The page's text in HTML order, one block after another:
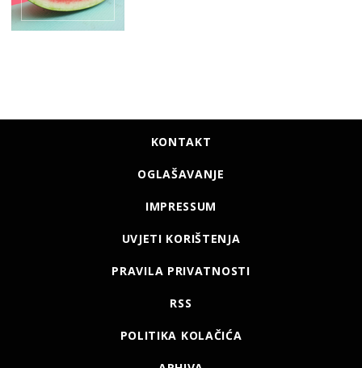
KONTAKT
OGLAŠAVANJE
IMPRESSUM
UVJETI KORIŠTENJA
PRAVILA PRIVATNOSTI
RSS
POLITIKA KOLAČIĆA